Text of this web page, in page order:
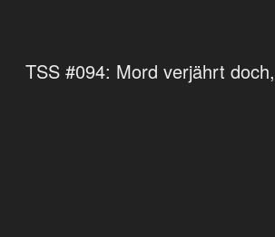
TSS #094: Mord verjährt